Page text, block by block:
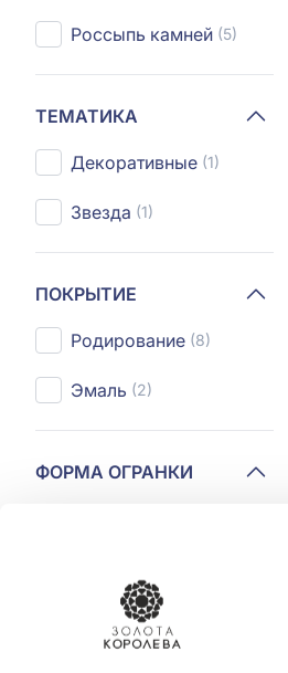
Россыпь камней (5)
ТЕМАТИКА
Декоративные (1)
Звезда (1)
ПОКРЫТИЕ
Родирование (8)
Эмаль (2)
ФОРМА ОГРАНКИ
Бабушке (5)